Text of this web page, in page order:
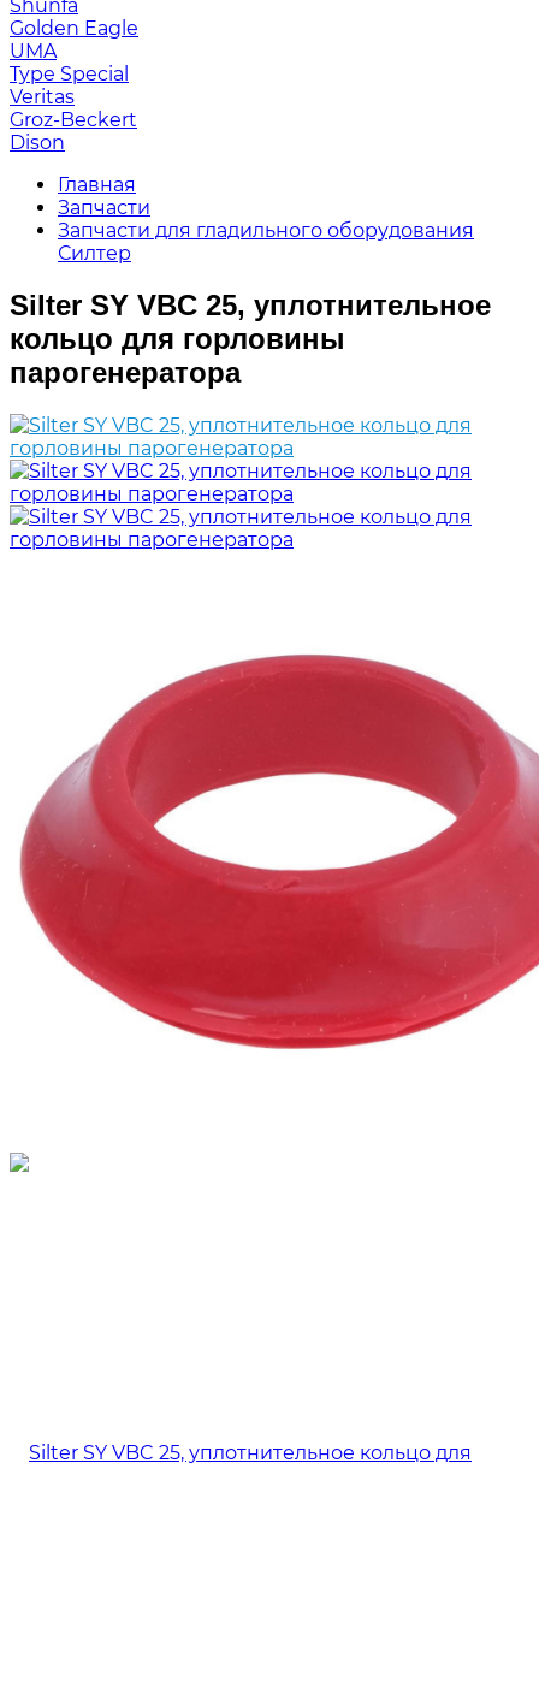
Shunfa
Golden Eagle
UMA
Type Special
Veritas
Groz-Beckert
Dison
Главная
Запчасти
Запчасти для гладильного оборудования
Силтер
Silter SY VBC 25, уплотнительное
кольцо для горловины
парогенератора